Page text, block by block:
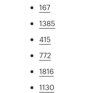
167
1385
415
772
1816
1130